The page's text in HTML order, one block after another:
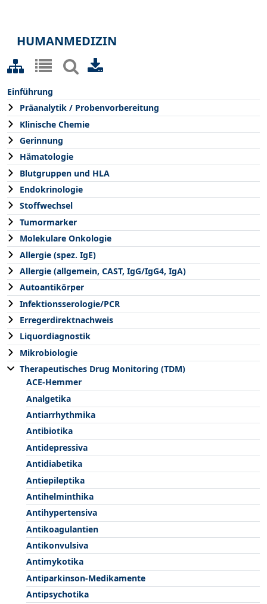
HUMANMEDIZIN
Einführung
Präanalytik / Probenvorbereitung
Klinische Chemie
Gerinnung
Hämatologie
Blutgruppen und HLA
Endokrinologie
Stoffwechsel
Tumormarker
Molekulare Onkologie
Allergie (spez. IgE)
Allergie (allgemein, CAST, IgG/IgG4, IgA)
Autoantikörper
Infektionsserologie/PCR
Erregerdirektnachweis
Liquordiagnostik
Mikrobiologie
Therapeutisches Drug Monitoring (TDM)
ACE-Hemmer
Analgetika
Antiarrhythmika
Antibiotika
Antidepressiva
Antidiabetika
Antiepileptika
Antihelminthika
Antihypertensiva
Antikoagulantien
Antikonvulsiva
Antimykotika
Antiparkinson-Medikamente
Antipsychotika